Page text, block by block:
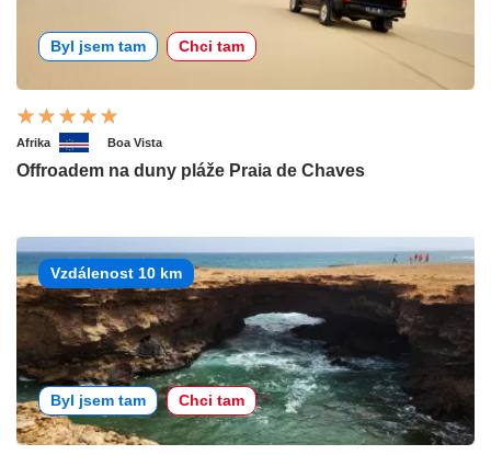
Byl jsem tam Chci tam
Afrika Boa Vista
Offroadem na duny pláže Praia de Chaves
Vzdálenost 10 km
Byl jsem tam Chci tam